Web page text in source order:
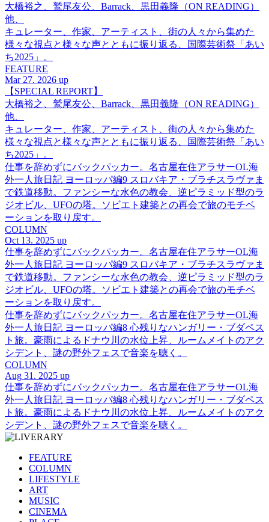
大橋裕之、鷲尾友公、Barrack、黒田義隆（ON READING）
他、
キュレーター、作家、アーティスト、街の人々から集めた
様々な視点と様々な声とともに振り返る、国際芸術祭「あい
ち2025」。
FEATURE
Mar 27. 2026 up
【SPECIAL REPORT】
大橋裕之、鷲尾友公、Barrack、黒田義隆（ON READING）
他、
キュレーター、作家、アーティスト、街の人々から集めた
様々な視点と様々な声とともに振り返る、国際芸術祭「あい
ち2025」。
仕事を辞めずにバックパッカー。名古屋在住アラサーOL海
外一人旅日記 ヨーロッパ編9 スロバキア・ブラチスラヴァま
で鉄道移動。ファンシーな水色の教会、逆ピラミッド型のラ
ジオビル、UFOの塔。ソビエト建築との再会で旅のモチベ
ーションを取り戻す。
COLUMN
Oct 13. 2025 up
仕事を辞めずにバックパッカー。名古屋在住アラサーOL海
外一人旅日記 ヨーロッパ編9 スロバキア・ブラチスラヴァま
で鉄道移動。ファンシーな水色の教会、逆ピラミッド型のラ
ジオビル、UFOの塔。ソビエト建築との再会で旅のモチベ
ーションを取り戻す。
仕事を辞めずにバックパッカー。名古屋在住アラサーOL海
外一人旅日記 ヨーロッパ編8 心残りなハンガリー・ブダペス
ト旅。豪雨によるドナウ川の水位上昇、ルームメイトのアク
シデント、謎の野外フェスで音楽を聴く。
COLUMN
Aug 31. 2025 up
仕事を辞めずにバックパッカー。名古屋在住アラサーOL海
外一人旅日記 ヨーロッパ編8 心残りなハンガリー・ブダペス
ト旅。豪雨によるドナウ川の水位上昇、ルームメイトのアク
シデント、謎の野外フェスで音楽を聴く。
FEATURE
COLUMN
LIFESTYLE
ART
MUSIC
CINEMA